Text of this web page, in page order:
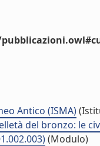
Antico (ISMA)
del bronzo: le
(Modulo)